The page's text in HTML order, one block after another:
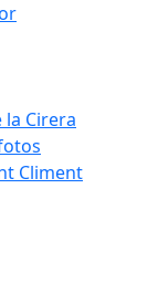
la Cirera
Climent